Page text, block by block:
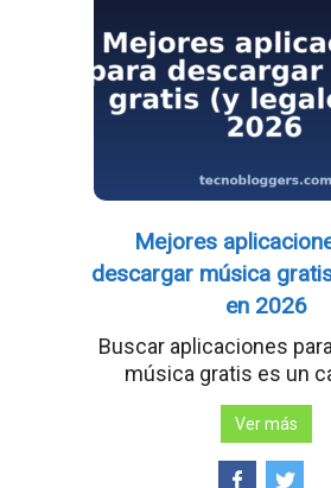
Mejores
descargar música
en 2026
Buscar aplicaciones
música gratis es un
Ver más